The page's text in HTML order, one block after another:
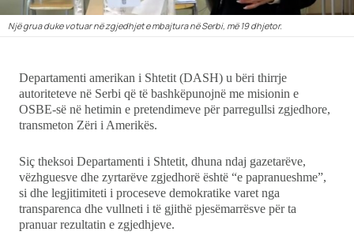
Udhëtime
Një grua duke votuar në zgjedhjet e mbajtura në Serbi, më 19 dhjetor.
Departamenti amerikan i Shtetit (DASH) u bëri thirrje
autoriteteve në Serbi që të bashkëpunojnë me misionin e
OSBE-së në hetimin e pretendimeve për parregullsi zgjedhore,
transmeton Zëri i Amerikës.
Siç theksoi Departamenti i Shtetit, dhuna ndaj gazetarëve,
vëzhguesve dhe zyrtarëve zgjedhorë është “e papranueshme”,
si dhe legjitimiteti i proceseve demokratike varet nga
transparenca dhe vullneti i të gjithë pjesëmarrësve për ta
pranuar rezultatin e zgjedhjeve.